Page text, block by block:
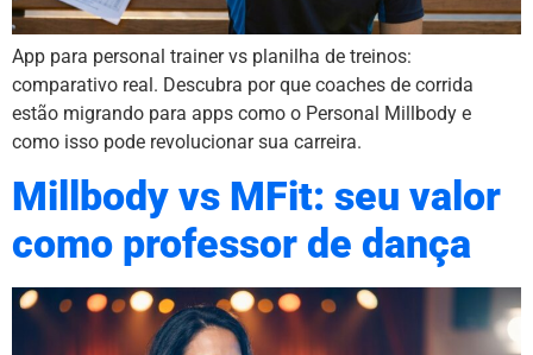
App para personal trainer vs planilha de treinos:
comparativo real. Descubra por que coaches de corrida
estão migrando para apps como o Personal Millbody e
como isso pode revolucionar sua carreira.
Millbody vs MFit: seu valor
como professor de dança